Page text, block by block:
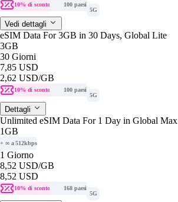
10% di sconto
100 paesi
5G
Vedi dettagli
eSIM Data For 3GB in 30 Days, Global Lite
3GB
30 Giorni
7,85 USD
2,62 USD/GB
10% di sconto
100 paesi
5G
Dettagli
Unlimited eSIM Data For 1 Day in Global Max
1GB
+ ∞ a 512kbps
1 Giorno
8,52 USD/GB
8,52 USD
10% di sconto
168 paesi
5G